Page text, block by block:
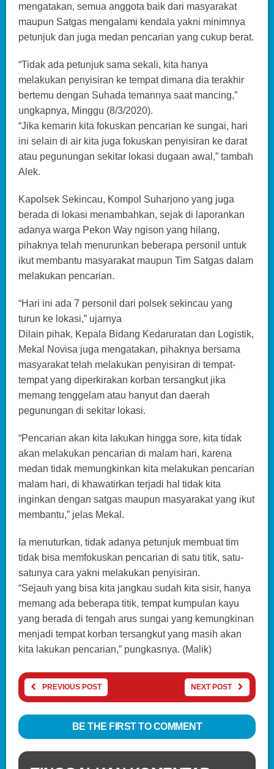
mengatakan, semua anggota baik dari masyarakat
maupun Satgas mengalami kendala yakni minimnya
petunjuk dan juga medan pencarian yang cukup berat.
“Tidak ada petunjuk sama sekali, kita hanya
melakukan penyisiran ke tempat dimana dia terakhir
bertemu dengan Suhada temannya saat mancing,”
ungkapnya, Minggu (8/3/2020).
“Jika kemarin kita fokuskan pencarian ke sungai, hari
ini selain di air kita juga fokuskan penyisiran ke darat
atau pegunungan sekitar lokasi dugaan awal,” tambah
Alek.
Kapolsek Sekincau, Kompol Suharjono yang juga
berada di lokasi menambahkan, sejak di laporankan
adanya warga Pekon Way ngison yang hilang,
pihaknya telah menurunkan beberapa personil untuk
ikut membantu masyarakat maupun Tim Satgas dalam
melakukan pencarian.
“Hari ini ada 7 personil dari polsek sekincau yang
turun ke lokasi,” ujarnya
Dilain pihak, Kepala Bidang Kedaruratan dan Logistik,
Mekal Novisa juga mengatakan, pihaknya bersama
masyarakat telah melakukan penyisiran di tempat-
tempat yang diperkirakan korban tersangkut jika
memang tenggelam atau hanyut dan daerah
pegunungan di sekitar lokasi.
“Pencarian akan kita lakukan hingga sore, kita tidak
akan melakukan pencarian di malam hari, karena
medan tidak memungkinkan kita melakukan pencarian
malam hari, di khawatirkan terjadi hal tidak kita
inginkan dengan satgas maupun masyarakat yang ikut
membantu,” jelas Mekal.
Ia menuturkan, tidak adanya petunjuk membuat tim
tidak bisa memfokuskan pencarian di satu titik, satu-
satunya cara yakni melakukan penyisiran.
“Sejauh yang bisa kita jangkau sudah kita sisir, hanya
memang ada beberapa titik, tempat kumpulan kayu
yang berada di tengah arus sungai yang kemungkinan
menjadi tempat korban tersangkut yang masih akan
kita lakukan pencarian,” pungkasnya. (Malik)
PREVIOUS POST NEXT POST
BE THE FIRST TO COMMENT